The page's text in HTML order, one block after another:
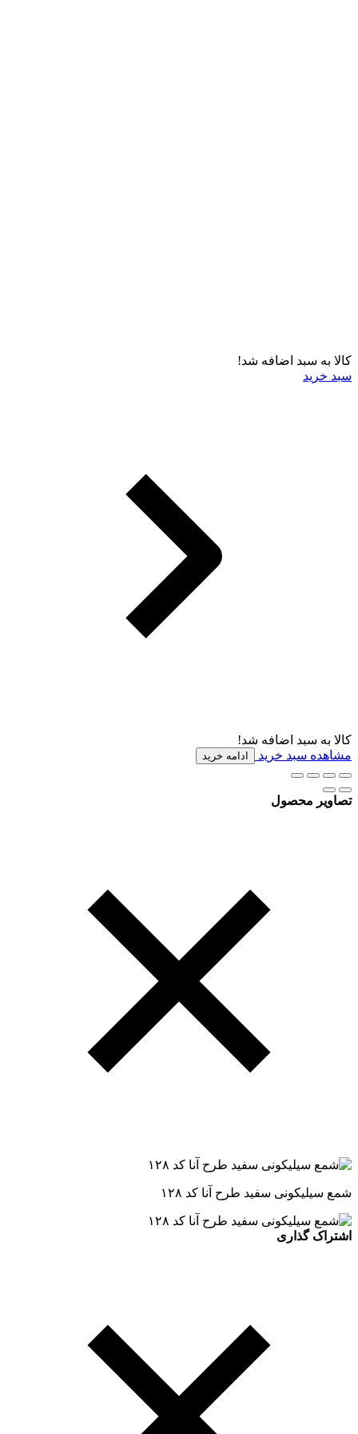
کالا به سبد اضافه شد!
سبد خرید
کالا به سبد اضافه شد!
مشاهده سبد خرید
ادامه خرید
تصاویر محصول
شمع سیلیکونی سفید طرح آنا کد ۱۲۸
اشتراک گذاری